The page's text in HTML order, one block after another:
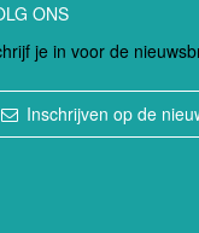
ONS
je in voor de
Inschrijven op de